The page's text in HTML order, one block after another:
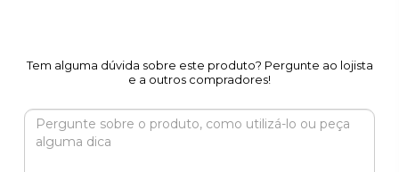
Tem alguma dúvida sobre este produto? Pergunte ao lojista
e a outros compradores!